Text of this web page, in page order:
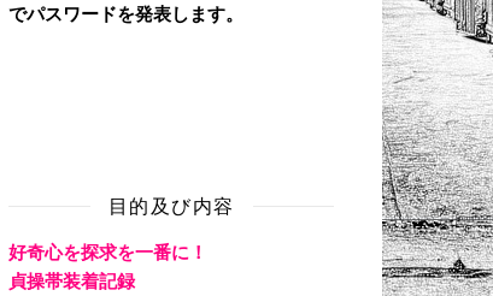
でパスワードを発表します。
目的及び内容
好奇心を探求を一番に！
貞操帯装着記録